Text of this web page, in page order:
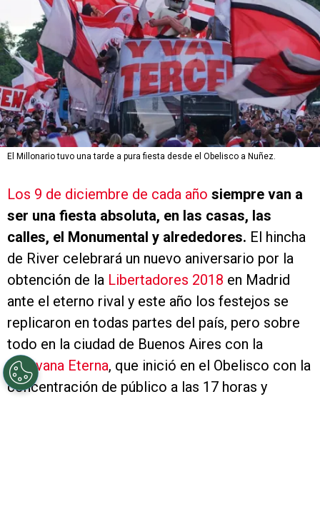
El Millonario tuvo una tarde a pura fiesta desde el Obelisco a Nuñez.
Los 9 de diciembre de cada año siempre van a
ser una fiesta absoluta, en las casas, las
calles, el Monumental y alrededores. El hincha
de River celebrará un nuevo aniversario por la
obtención de la Libertadores 2018 en Madrid
ante el eterno rival y este año los festejos se
replicaron en todas partes del país, pero sobre
todo en la ciudad de Buenos Aires con la
Caravana Eterna, que inició en el Obelisco con la
concentración de público a las 17 horas y